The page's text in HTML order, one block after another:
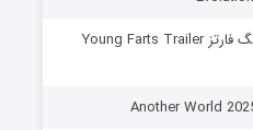
دانلود مستند قطعات تریلر یانگ فارتز Young Farts Trailer